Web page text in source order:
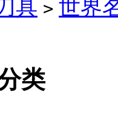
具 > 世界
类